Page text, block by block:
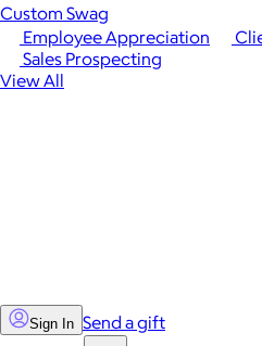
Employee Appreciation
Sales Prospecting
View All
Custom Swag
Sign In Send a gift